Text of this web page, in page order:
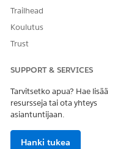
Trailhead
Koulutus
Trust
SUPPORT & SERVICES
Tarvitsetko apua? Hae lisää
resursseja tai ota yhteys
asiantuntijaan.
Hanki tukea